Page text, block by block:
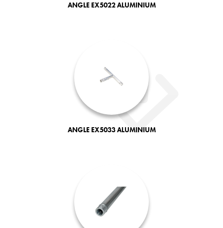
ANGLE EX5022 ALUMINIUM
ANGLE EX5033 ALUMINIUM